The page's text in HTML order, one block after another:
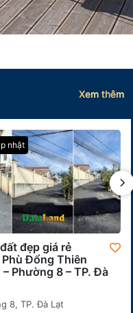
Xem thêm
nhật
đẹp giá rẻ
Đổng Thiên
Phường 8 – TP. Đà
8, TP. Đà Lạt